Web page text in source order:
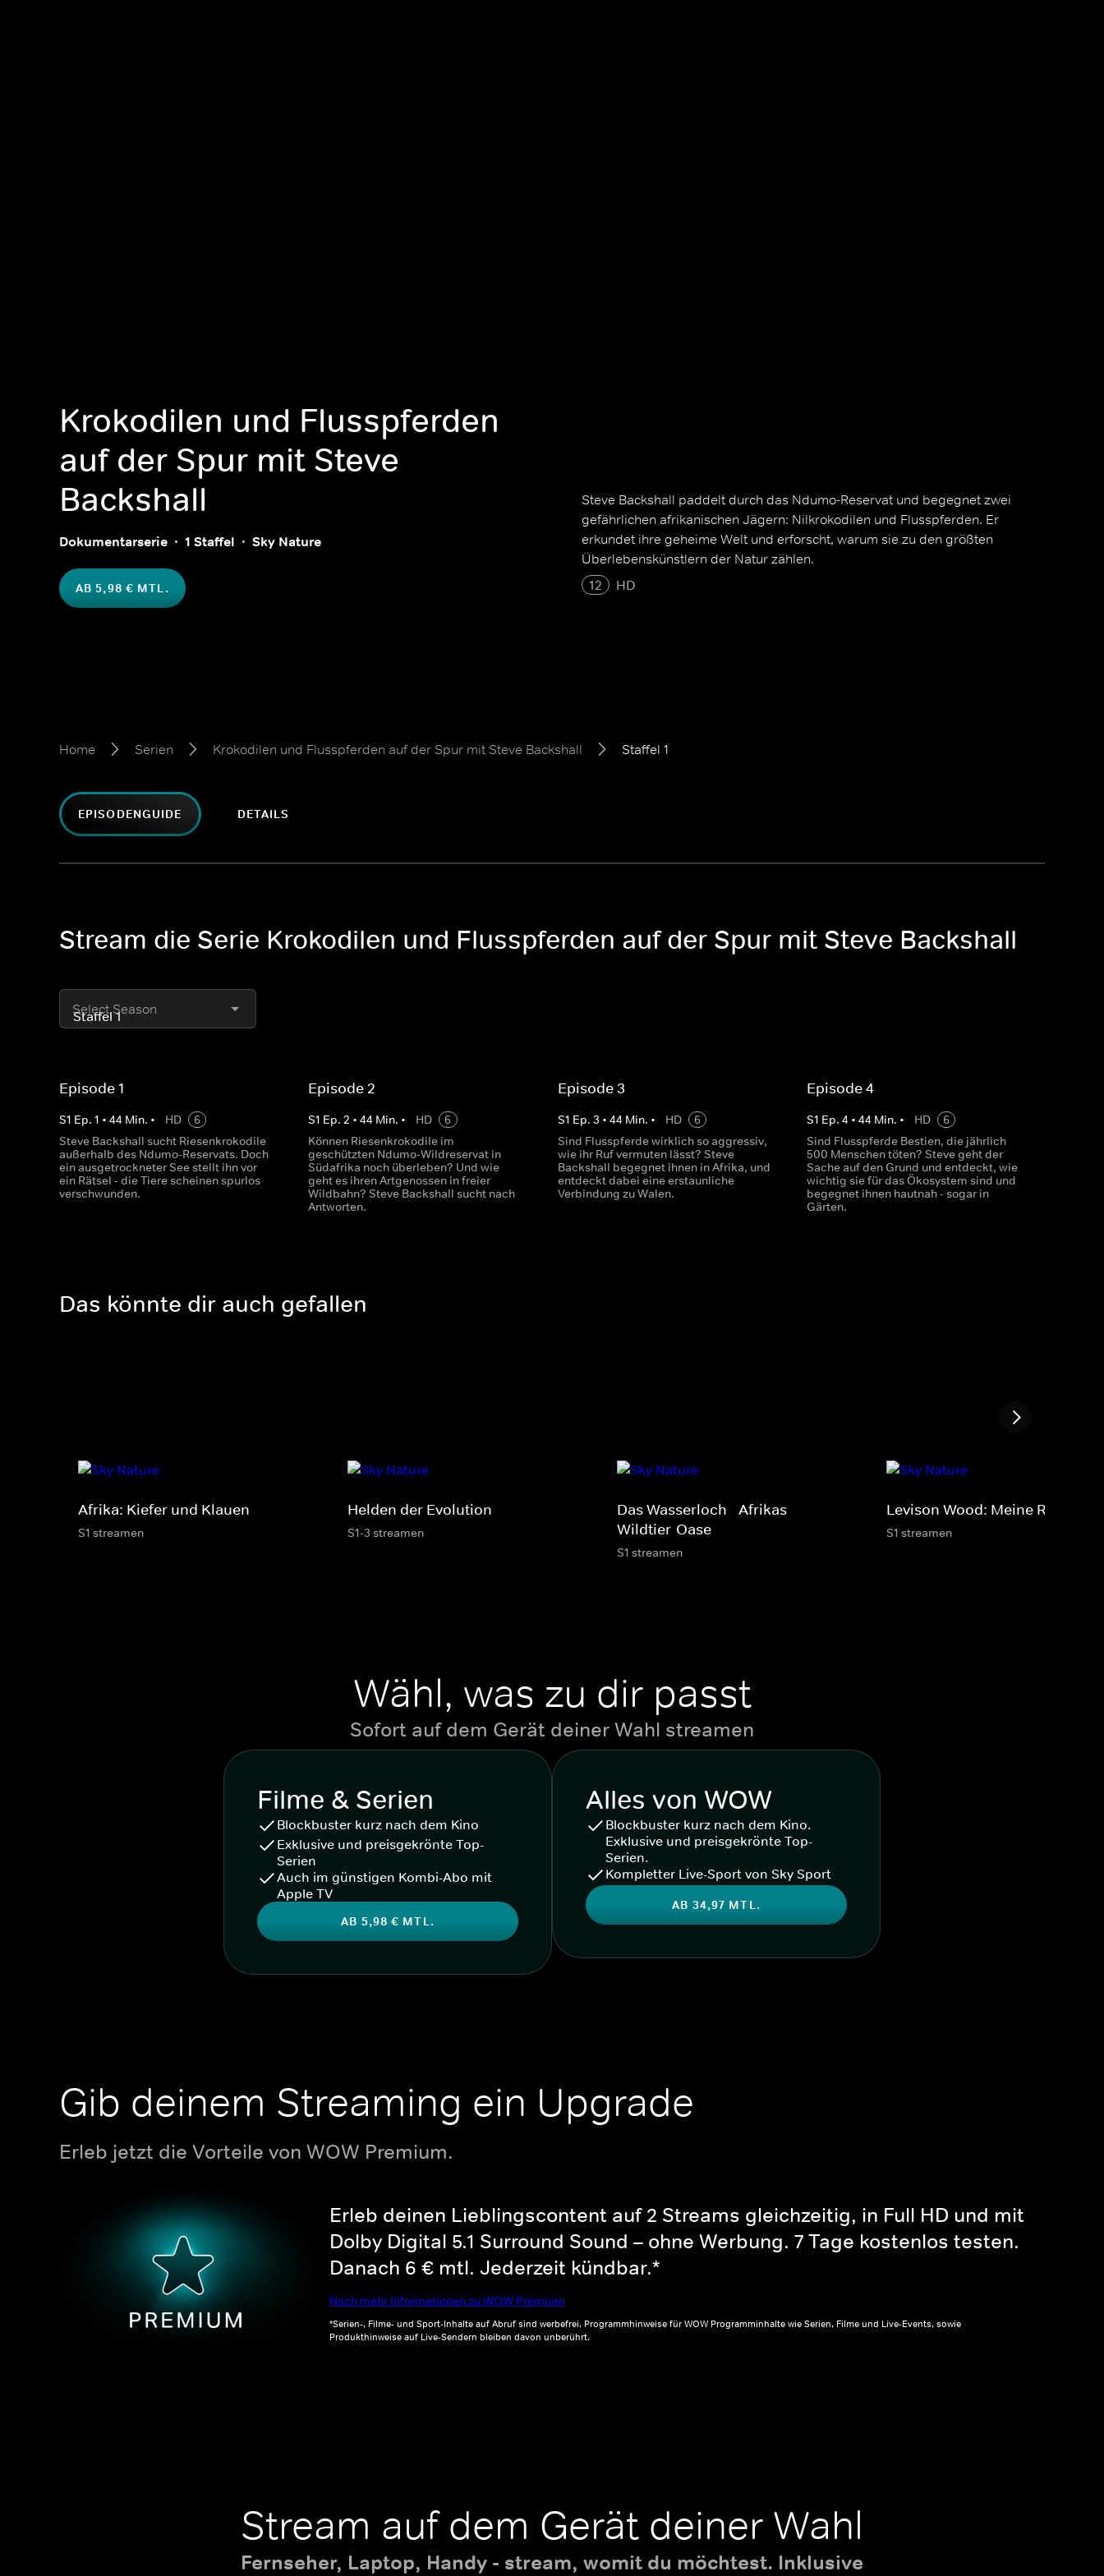
Krokodilen und Flusspferden
auf der Spur mit Steve
Backshall
Dokumentarserie 1 Staffel Sky Nature
AB 5,98 € MTL.
Steve Backshall paddelt durch das Ndumo-Reservat und begegnet zwei
gefährlichen afrikanischen Jägern: Nilkrokodilen und Flusspferden. Er
erkundet ihre geheime Welt und erforscht, warum sie zu den größten
Überlebenskünstlern der Natur zählen.
12
HD
Home Serien Krokodilen und Flusspferden auf der Spur mit Steve Backshall Staffel 1
EPISODENGUIDE DETAILS
Stream die Serie Krokodilen und Flusspferden auf der Spur mit Steve Backshall
Select Season
Episode 1
S1 Ep. 1 • 44 Min. • HD
6
Steve Backshall sucht Riesenkrokodile
außerhalb des Ndumo-Reservats. Doch
ein ausgetrockneter See stellt ihn vor
ein Rätsel - die Tiere scheinen spurlos
verschwunden.
Episode 2
S1 Ep.2 •44 Min. • HD
6
Können Riesenkrokodile im
geschützten Ndumo-Wildreservat in
Südafrika noch überleben? Und wie
geht es ihren Artgenossen in freier
Wildbahn? Steve Backshall sucht nach
Antworten.
Episode 3
S1 Ep. 3 • 44 Min. • HD
6
Sind Flusspferde wirklich so aggressiv,
wie ihr Ruf vermuten lässt? Steve
Backshall begegnet ihnen in Afrika, und
entdeckt dabei eine erstaunliche
Verbindung zu Walen.
Episode 4
S1 Ep. 4 • 44 Min. • HD
6
Sind Flusspferde Bestien, die jährlich
500 Menschen töten? Steve geht der
Sache auf den Grund und entdeckt, wie
wichtig sie für das Ökosystem sind und
begegnet ihnen hautnah - sogar in
Gärten.
Das könnte dir auch gefallen
Afrika: Kiefer und Klauen
S1 streamen
Helden der Evolution
S1-3 streamen
Das Wasserloch - Afrikas
Wildtier-Oase
S1 streamen
Levison Wood: Meine Reise
S1 streamen
Wähl, was zu dir passt
Sofort auf dem Gerät deiner Wahl streamen
Filme & Serien
Blockbuster kurz nach dem Kino
Exklusive und preisgekrönte Top-
Serien
Auch im günstigen Kombi-Abo mit
Apple TV
AB 5,98 € MTL.
Alles von WOW
Blockbuster kurz nach dem Kino.
Exklusive und preisgekrönte Top-
Serien.
Kompletter Live-Sport von Sky Sport
AB 34,97 MTL.
Gib deinem Streaming ein Upgrade
Erleb jetzt die Vorteile von WOW Premium.
Erleb deinen Lieblingscontent auf 2 Streams gleichzeitig, in Full HD und mit
Dolby Digital 5.1 Surround Sound – ohne Werbung. 7 Tage kostenlos testen.
Danach 6 € mtl. Jederzeit kündbar.*
Noch mehr Informationen zu WOW Premium
*Serien-, Filme- und Sport-Inhalte auf Abruf sind werbefrei. Programmhinweise für WOW Programminhalte wie Serien, Filme und Live-Events, sowie
Produkthinweise auf Live-Sendern bleiben davon unberührt.
Stream auf dem Gerät deiner Wahl
Fernseher, Laptop, Handy - stream, womit du möchtest. Inklusive